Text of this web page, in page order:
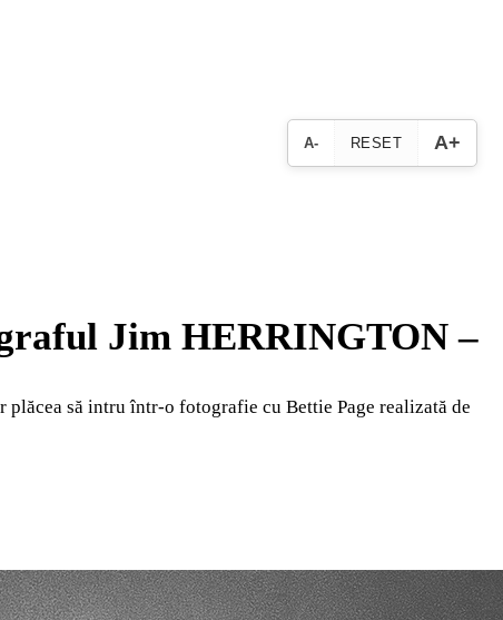
A- RESET A+
Jim HERRINGTON –
să intru într-o fotografie cu Bettie Page realizată de